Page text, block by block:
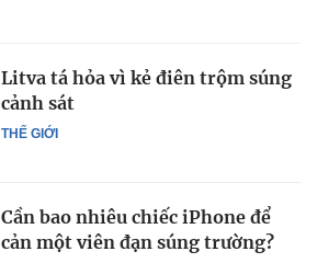
THẾ GIỚI
Litva tá hỏa vì kẻ điên trộm súng
cảnh sát
Cần bao nhiêu chiếc iPhone để
cản một viên đạn súng trường?